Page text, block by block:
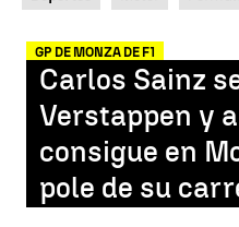
GP DE MONZA DE F1
Carlos Sainz
Verstappen y
consigue en
pole de su